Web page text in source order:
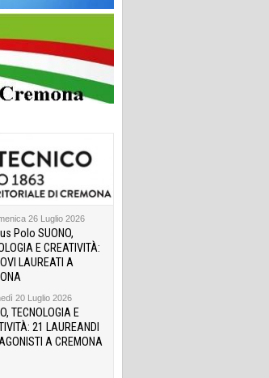
26 Luglio 2026
Polo SUONO,
E CREATIVITÀ:
LAUREATI A
20 Luglio 2026
TECNOLOGIA E
21 LAUREANDI
A CREMONA